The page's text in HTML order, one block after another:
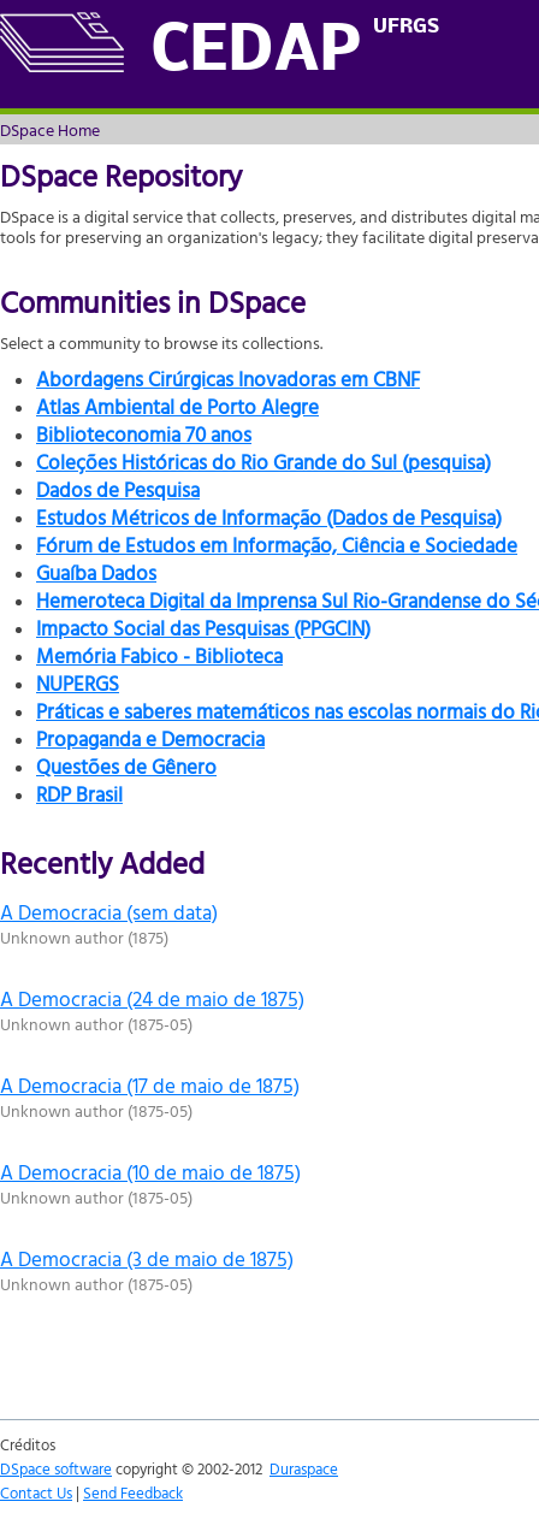
CEDAP UFRGS
DSpace Home
DSpace Home
DSpace Repository
DSpace is a digital service that collects, preserves, and distributes digital
tools for preserving an organization's legacy; they facilitate digital
Communities in DSpace
Select a community to browse its collections.
Abordagens Cirúrgicas Inovadoras em CBNF
Atlas Ambiental de Porto Alegre
Biblioteconomia 70 anos
Coleções Históricas do Rio Grande do Sul (pesquisa)
Dados de Pesquisa
Estudos Métricos de Informação (Dados de Pesquisa)
Fórum de Estudos em Informação, Ciência e Sociedade
Guaíba Dados
Hemeroteca Digital da Imprensa Sul Rio-Grandense do
Impacto Social das Pesquisas (PPGCIN)
Memória Fabico - Biblioteca
NUPERGS
Práticas e saberes matemáticos nas escolas normais do
Propaganda e Democracia
Questões de Gênero
RDP Brasil
Recently Added
A Democracia (sem data)
Unknown author(1875)
A Democracia (24 de maio de 1875)
Unknown author(1875-05)
A Democracia (17 de maio de 1875)
Unknown author(1875-05)
A Democracia (10 de maio de 1875)
Unknown author(1875-05)
A Democracia (3 de maio de 1875)
Unknown author(1875-05)
Créditos
DSpace softwarecopyright © 2002-2012 Duraspace
Contact Us | Send Feedback